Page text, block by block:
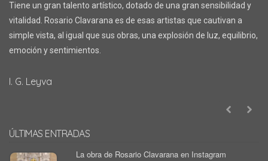
Tiene un gran talento artístico, dotado de una gran sensibilidad y
vitalidad. Rosario Clavarana es de esas artistas que cautivan a
simple vista, al igual que sus obras, una explosión de luz, equilibrio,
emoción y sentimientos.
I. G. Leyva
ÚLTIMAS ENTRADAS
La obra de Rosario Clavarana en Instagram